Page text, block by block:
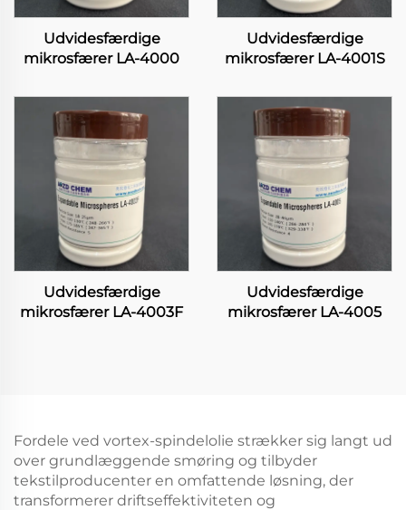
Udvidesfærdige
mikrosfærer LA-4000
Udvidesfærdige
mikrosfærer LA-4001S
Udvidesfærdige
mikrosfærer LA-4003F
Udvidesfærdige
mikrosfærer LA-4005
Fordele ved vortex-spindelolie strækker sig langt ud
over grundlæggende smøring og tilbyder
tekstilproducenter en omfattende løsning, der
transformerer driftseffektiviteten og